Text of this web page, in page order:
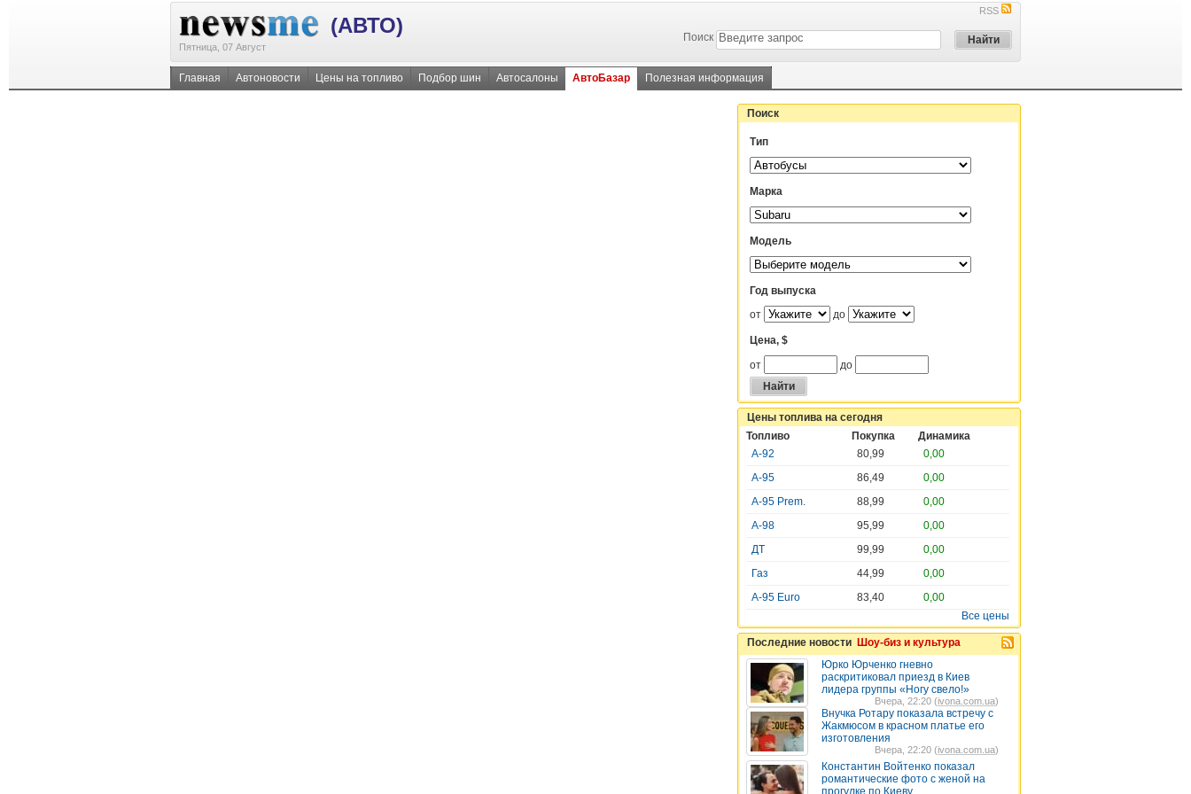
(АВТО)
Пятница, 07 Август
RSS
Поиск
Главная Автоновости Цены на топливо Подбор шин Автосалоны АвтоБазар Полезная информация
Поиск
Тип
Марка
Модель
Год выпуска
от
до
Цена, $
от
до
Цены топлива на сегодня
Топливо
Покупка
Динамика
А-92
80,99
0,00
А-95
86,49
0,00
А-95 Prem.
88,99
0,00
А-98
95,99
0,00
ДТ
99,99
0,00
Газ
44,99
0,00
A-95 Euro
83,40
0,00
Все цены
Последние новости Шоу-биз и культура
Юрко Юрченко гневно
раскритиковал приезд в Киев
лидера группы «Ногу свело!»
Вчера, 22:20 (ivona.com.ua)
Внучка Ротару показала встречу с
Жакмюсом в красном платье его
изготовления
Вчера, 22:20 (ivona.com.ua)
Константин Войтенко показал
романтические фото с женой на
прогулке по Киеву